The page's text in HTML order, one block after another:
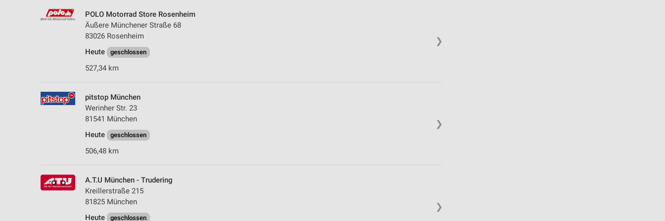
❯
POLO Motorrad Store Rosenheim
Äußere Münchener Straße 68
83026 Rosenheim
Heute
geschlossen
527,34 km
❯
pitstop München
Werinher Str. 23
81541 München
Heute
geschlossen
506,48 km
❯
A.T.U München - Trudering
Kreillerstraße 215
81825 München
Heute
geschlossen